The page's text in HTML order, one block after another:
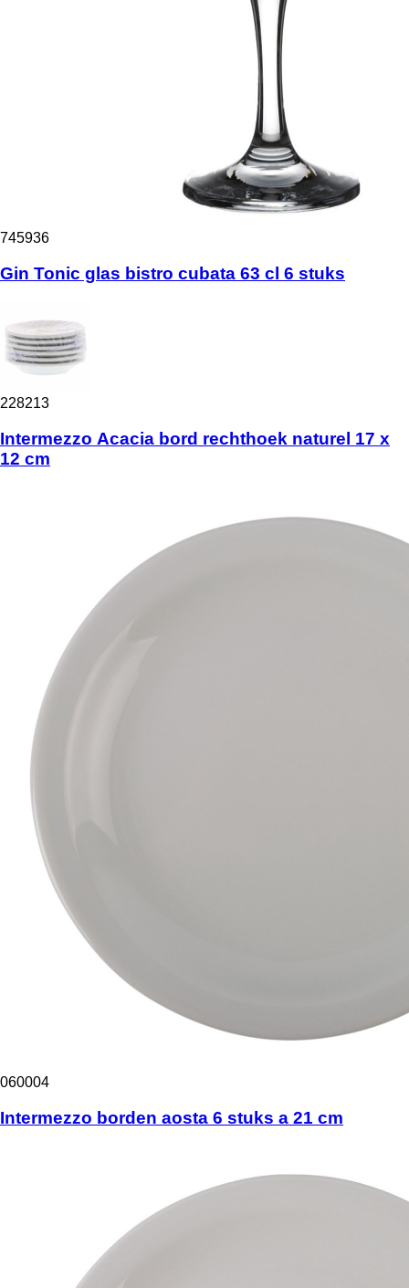
745936
Gin Tonic glas bistro cubata 63 cl 6 stuks
228213
Intermezzo Acacia bord rechthoek naturel 17 x
12 cm
060004
Intermezzo borden aosta 6 stuks a 21 cm